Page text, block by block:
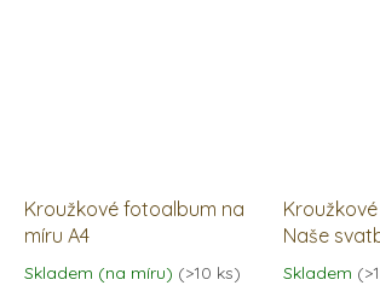
Kroužkové fotoalbum na
míru A4
Průměrné
Skladem (na míru) (>10 ks)
Naše
Průměrné
Skladem